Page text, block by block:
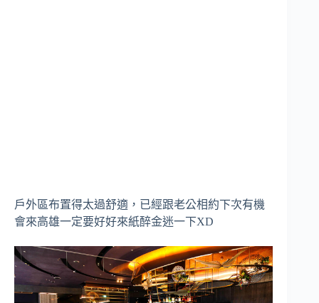
戶外區布置得太過舒適，已經跟老公相約下次有機
會來高雄一定要好好來紙醉金迷一下XD